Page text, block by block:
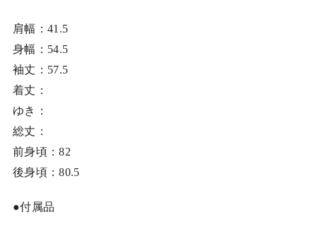
肩幅：41.5
身幅：54.5
袖丈：57.5
着丈：
ゆき：
総丈：
前身頃：82
後身頃：80.5
●付属品